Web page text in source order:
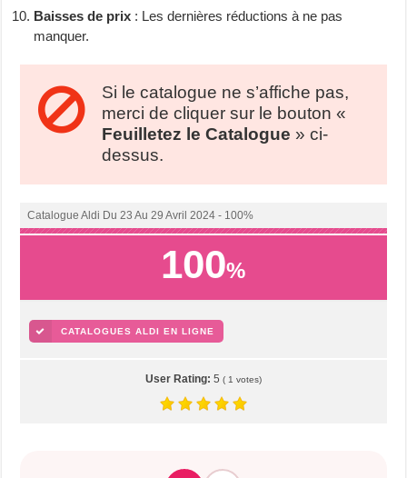
Baisses de prix : Les dernières réductions à ne pas
manquer.
Si le catalogue ne s’affiche pas,
merci de cliquer sur le bouton «
Feuilletez le Catalogue » ci-
dessus.
Catalogue Aldi Du 23 Au 29 Avril 2024 - 100%
100%
CATALOGUES ALDI EN LIGNE
User Rating: 5 ( 1 votes)